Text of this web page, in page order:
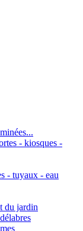
- kiosques -
- tuyaux - eau
du jardin